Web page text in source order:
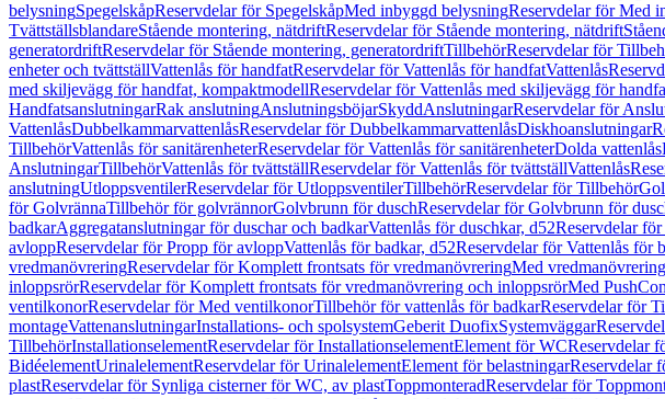
belysningSpegelskåpReservdelar för SpegelskåpMed inbyggd belysningReservdelar för Med
TvättställsblandareStående montering, nätdriftReservdelar för Stående montering, nätdrift
generatordriftReservdelar för Stående montering, generatordriftTillbehörReservdelar för
enheter och tvättställVattenlås för handfatReservdelar för Vattenlås för handfatVattenlås
med skiljevägg för handfat, kompaktmodellReservdelar för Vattenlås med skiljevägg för
HandfatsanslutningarRak anslutningAnslutningsböjarSkyddAnslutningarReservdelar för
VattenlåsDubbelkammarvattenlåsReservdelar för DubbelkammarvattenlåsDiskhoanslutningar
TillbehörVattenlås för sanitärenheterReservdelar för Vattenlås för sanitärenheterDolda vattenlås
AnslutningarTillbehörVattenlås för tvättställReservdelar för Vattenlås för tvättställVattenlås
anslutningUtloppsventilerReservdelar för UtloppsventilerTillbehörReservdelar för Tillbehör
för GolvrännaTillbehör för golvrännorGolvbrunn för duschReservdelar för Golvbrunn för
badkarAggregatanslutningar för duschar och badkarVattenlås för duschkar, d52Reservdelar
avloppReservdelar för Propp för avloppVattenlås för badkar, d52Reservdelar för Vattenlås för
vredmanövreringReservdelar för Komplett frontsats för vredmanövreringMed
inloppsrörReservdelar för Komplett frontsats för vredmanövrering och inloppsrörMed
ventilkonorReservdelar för Med ventilkonorTillbehör för vattenlås för badkarReservdelar för
montageVattenanslutningarInstallations- och spolsystemGeberit DuofixSystemväggar
TillbehörInstallationselementReservdelar för InstallationselementElement för WCReservdelar
BidéelementUrinalelementReservdelar för UrinalelementElement för belastningarReservdelar
plastReservdelar för Synliga cisterner för WC, av plastToppmonteradReservdelar för